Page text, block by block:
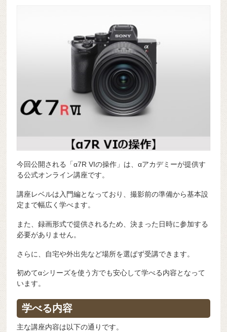
今回公開される「α7R VIの操作」は、αアカデミーが提供す
る公式オンライン講座です。
講座レベルは入門編となっており、撮影前の準備から基本設
定まで幅広く学べます。
また、録画形式で提供されるため、決まった日時に参加する
必要がありません。
さらに、自宅や外出先など場所を選ばず受講できます。
初めてαシリーズを使う方でも安心して学べる内容となって
います。
学べる内容
主な講座内容は以下の通りです。